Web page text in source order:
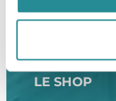
LE SHOP